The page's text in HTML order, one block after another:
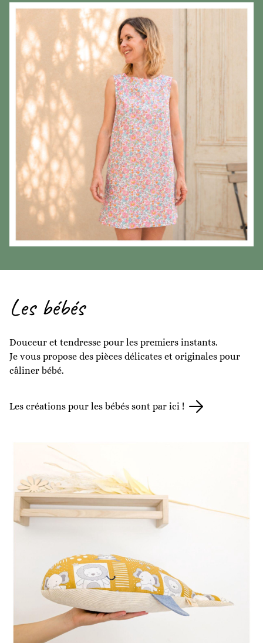
Les bébés
Douceur et tendresse pour les premiers instants.
Je vous propose des pièces délicates et originales pour
câliner bébé.
Les créations pour les bébés sont par ici !